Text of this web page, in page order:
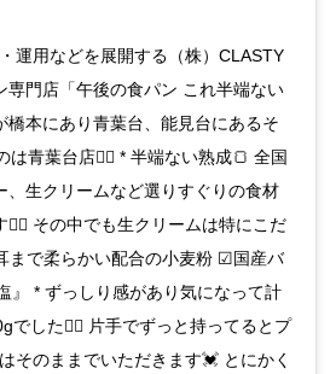
運用などを展開する（株）CLASTY
専門店「午後の食パン これ半端ない
橋本にあり青葉台、能見台にあるそ
は青葉台店💁‍♀️ * 半端ない熟成🍞 全国
、生クリームなど選りすぐりの食材
その中でも生クリームは特にこだ
まで柔らかい配合の小麦粉 ☑︎国産バ
』 * ずっしり感があり気になって計
でした🙆‍♀️ 片手でずっと持ってるとプ
そのままでいただきます💓 とにかく